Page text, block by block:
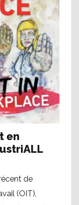
en
de
(OIT),